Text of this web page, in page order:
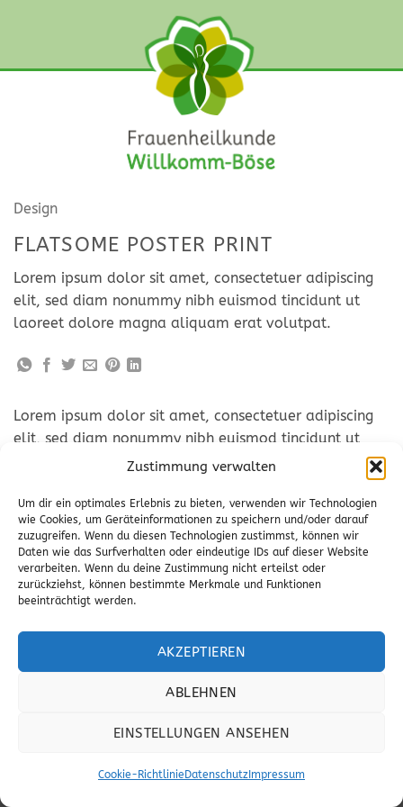
Zustimmung verwalten
Um dir ein optimales Erlebnis zu bieten, verwenden wir Technologien
wie Cookies, um Geräteinformationen zu speichern und/oder darauf
zuzugreifen. Wenn du diesen Technologien zustimmst, können wir
Daten wie das Surfverhalten oder eindeutige IDs auf dieser Website
verarbeiten. Wenn du deine Zustimmung nicht erteilst oder
zurückziehst, können bestimmte Merkmale und Funktionen
beeinträchtigt werden.
AKZEPTIEREN
ABLEHNEN
EINSTELLUNGEN ANSEHEN
Cookie-Richtlinie Datenschutz Impressum
Design
FLATSOME POSTER PRINT
Lorem ipsum dolor sit amet, consectetuer adipiscing
elit, sed diam nonummy nibh euismod tincidunt ut
laoreet dolore magna aliquam erat volutpat.
Lorem ipsum dolor sit amet, consectetuer adipiscing
elit, sed diam nonummy nibh euismod tincidunt ut
laoreet dolore magna aliquam erat volutpat.
Magazine Portfolio typography